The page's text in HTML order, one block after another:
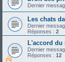
Dernier
Les chats
Dernier
Réponses : 2
L'accord du
Dernier
Réponses : 12